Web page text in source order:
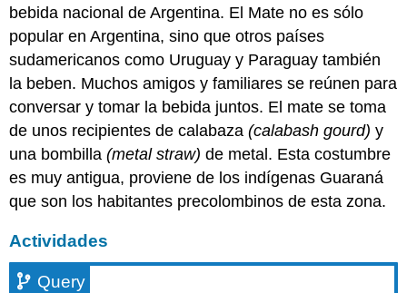
bebida nacional de Argentina. El Mate no es sólo
popular en Argentina, sino que otros países
sudamericanos como Uruguay y Paraguay también
la beben. Muchos amigos y familiares se reúnen para
conversar y tomar la bebida juntos. El mate se toma
de unos recipientes de calabaza(calabash gourd) y
una bombilla(metal straw) de metal. Esta costumbre
es muy antigua, proviene de los indígenas Guaraná
que son los habitantes precolombinos de esta zona.
Actividades
Query